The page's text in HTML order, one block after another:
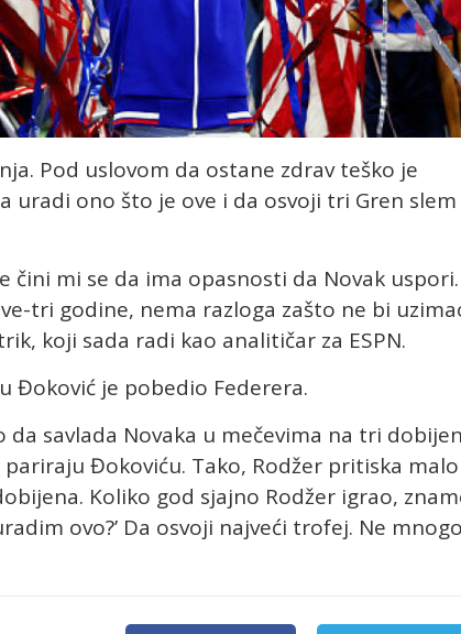
Pod uslovom da ostane zdrav teško je
uradi ono što je ove i da osvoji tri Gren slem
mi se da ima opasnosti da Novak uspori.
tri godine, nema razloga zašto ne bi
koji sada radi kao analitičar za ESPN.
Đoković je pobedio Federera.
savlada Novaka u mečevima na tri
Đokoviću. Tako, Rodžer pritiska malo
Koliko god sjajno Rodžer igrao,
ovo?’ Da osvoji najveći trofej. Ne